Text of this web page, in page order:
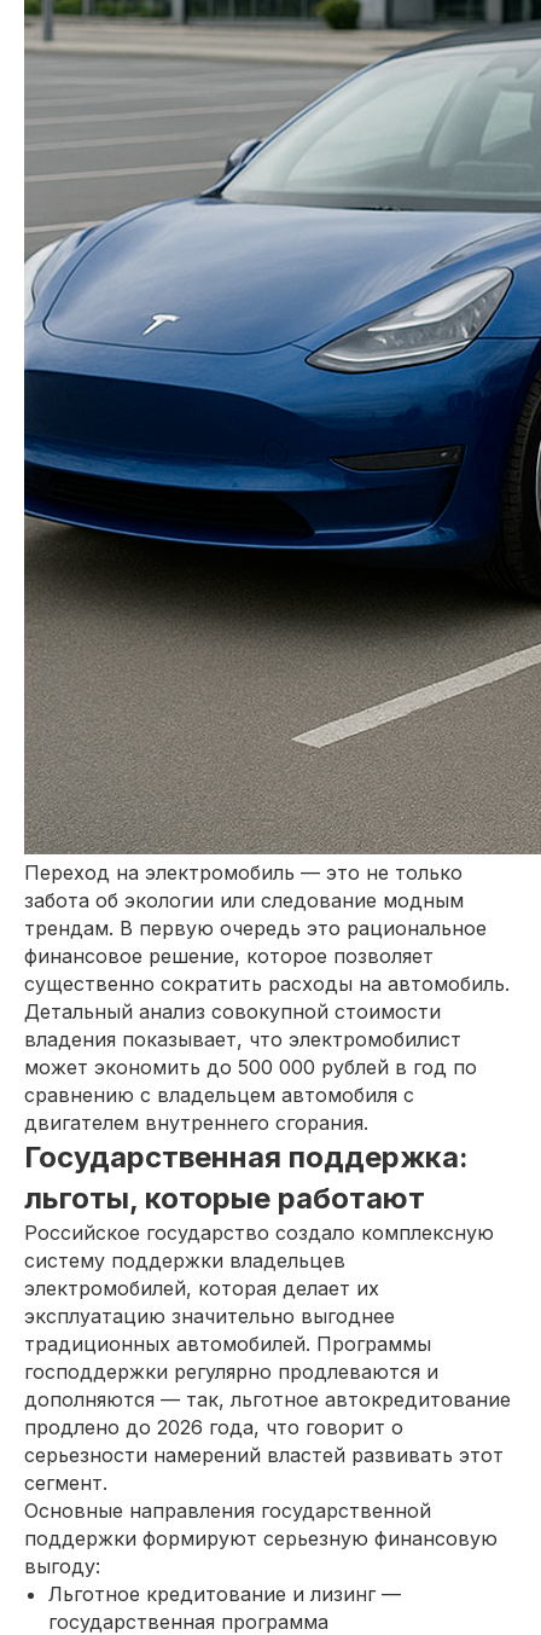
Переход на электромобиль — это не только
забота об экологии или следование модным
трендам. В первую очередь это рациональное
финансовое решение, которое позволяет
существенно сократить расходы на автомобиль.
Детальный анализ совокупной стоимости
владения показывает, что электромобилист
может экономить до 500 000 рублей в год по
сравнению с владельцем автомобиля с
двигателем внутреннего сгорания.
Государственная поддержка:
льготы, которые работают
Российское государство создало комплексную
систему поддержки владельцев
электромобилей, которая делает их
эксплуатацию значительно выгоднее
традиционных автомобилей. Программы
господдержки регулярно продлеваются и
дополняются — так, льготное автокредитование
продлено до 2026 года, что говорит о
серьезности намерений властей развивать этот
сегмент.
Основные направления государственной
поддержки формируют серьезную финансовую
выгоду:
Льготное кредитование и лизинг —
государственная программа